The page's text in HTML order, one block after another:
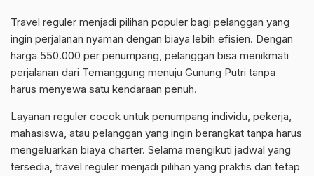
Travel reguler menjadi pilihan populer bagi pelanggan yang
ingin perjalanan nyaman dengan biaya lebih efisien. Dengan
harga 550.000 per penumpang, pelanggan bisa menikmati
perjalanan dari Temanggung menuju Gunung Putri tanpa
harus menyewa satu kendaraan penuh.
Layanan reguler cocok untuk penumpang individu, pekerja,
mahasiswa, atau pelanggan yang ingin berangkat tanpa harus
mengeluarkan biaya charter. Selama mengikuti jadwal yang
tersedia, travel reguler menjadi pilihan yang praktis dan tetap